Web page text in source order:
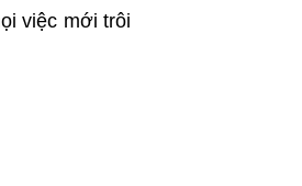
việc mới trôi